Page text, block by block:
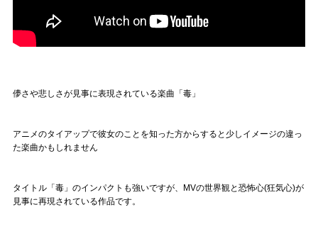
儚さや悲しさが見事に表現されている楽曲「毒」
アニメのタイアップで彼女のことを知った方からすると少しイメージの違っ
た楽曲かもしれません
タイトル「毒」のインパクトも強いですが、MVの世界観と恐怖心(狂気心)が
見事に再現されている作品です。